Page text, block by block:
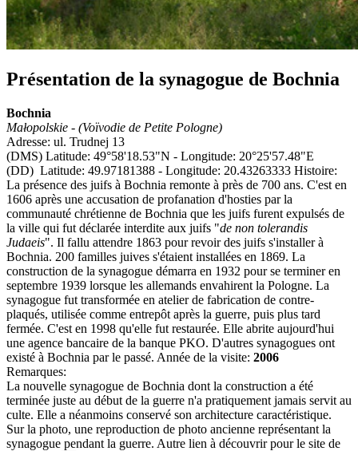
Présentation de la synagogue de Bochnia
Bochnia
Małopolskie - (Voïvodie de Petite Pologne)
Adresse: ul. Trudnej 13
(DMS) Latitude: 49°58'18.53"N - Longitude: 20°25'57.48"E
(DD) Latitude: 49.97181388 - Longitude: 20.43263333 Histoire:
La présence des juifs à Bochnia remonte à près de 700 ans. C'est en
1606 après une accusation de profanation d'hosties par la
communauté chrétienne de Bochnia que les juifs furent expulsés de
la ville qui fut déclarée interdite aux juifs "de non tolerandis
Judaeis". Il fallu attendre 1863 pour revoir des juifs s'installer à
Bochnia. 200 familles juives s'étaient installées en 1869. La
construction de la synagogue démarra en 1932 pour se terminer en
septembre 1939 lorsque les allemands envahirent la Pologne. La
synagogue fut transformée en atelier de fabrication de contre-
plaqués, utilisée comme entrepôt après la guerre, puis plus tard
fermée. C'est en 1998 qu'elle fut restaurée. Elle abrite aujourd'hui
une agence bancaire de la banque PKO. D'autres synagogues ont
existé à Bochnia par le passé. Année de la visite: 2006
Remarques:
La nouvelle synagogue de Bochnia dont la construction a été
terminée juste au début de la guerre n'a pratiquement jamais servit au
culte. Elle a néanmoins conservé son architecture caractéristique.
Sur la photo, une reproduction de photo ancienne représentant la
synagogue pendant la guerre. Autre lien à découvrir pour le site de